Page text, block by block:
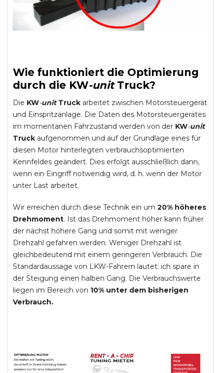
Wie funktioniert die Optimierung
durch die KW-unit Truck?
Die KW-unit Truck arbeitet zwischen Motorsteuergerät
und Einspritzanlage. Die Daten des Motorsteuergerätes
im momentanen Fahrzustand werden von der KW-unit
Truck aufgenommen und auf der Grundlage eines für
diesen Motor hinterlegten verbrauchsoptimierten
Kennfeldes geändert. Dies erfolgt ausschließlich dann,
wenn ein Eingriff notwendig wird, d. h. wenn der Motor
unter Last arbeitet.
Wir erreichen durch diese Technik ein um 20% höheres
Drehmoment. Ist das Drehmoment höher kann früher
der nächst höhere Gang und somit mit weniger
Drehzahl gefahren werden. Weniger Drehzahl ist
gleichbedeutend mit einem geringeren Verbrauch. Die
Standardaussage von LKW-Fahrern lautet: ich spare in
der Steigung einen halben Gang. Die Verbrauchswerte
liegen im Bereich von 10% unter dem bisherigen
Verbrauch.